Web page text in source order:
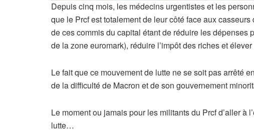
Depuis cinq mois, les médecins urgentistes et les
que le Prcf est totalement de leur côté face aux
de ces commis du capital étant de réduire les
de la zone euromark), réduire l’impôt des riches et
Le fait que ce mouvement de lutte ne se soit pas arrêté
de la difficulté de Macron et de son gouvernement
Le moment ou jamais pour les militants du Prcf d’aller
lutte…